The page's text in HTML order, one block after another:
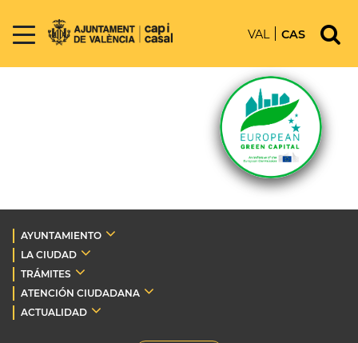
VAL CAS
AYUNTAMIENTO
LA CIUDAD
TRÁMITES
ATENCIÓN CIUDADANA
ACTUALIDAD